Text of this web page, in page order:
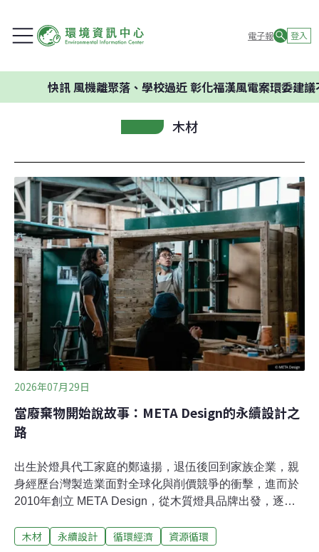
電子報 登入
風機離聚落、學校過近 彰化福漢風電案環委建議不應開發
木材
2026年07月29日
當廢棄物開始說故事：META Design的永續設計之
路
出生於燈具代工家庭的鄭遠揚，退伍後回到家族企業，親
身經歷台灣製造業面對全球化與削價競爭的衝擊，進而於
2010年創立 META Design，從木質燈具品牌出發，逐步
台灣金點設計獎、日本 Good Design Award 肯定，並陸續
木材 永續設計 循環經濟 資源循環